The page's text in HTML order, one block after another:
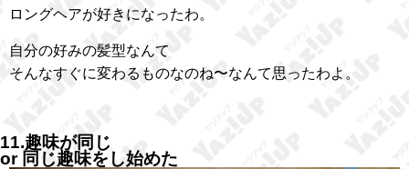
ロングヘアが好きになったわ。
自分の好みの髪型なんて
そんなすぐに変わるものなのね〜なんて思ったわよ。
11.趣味が同じ
or 同じ趣味をし始めた